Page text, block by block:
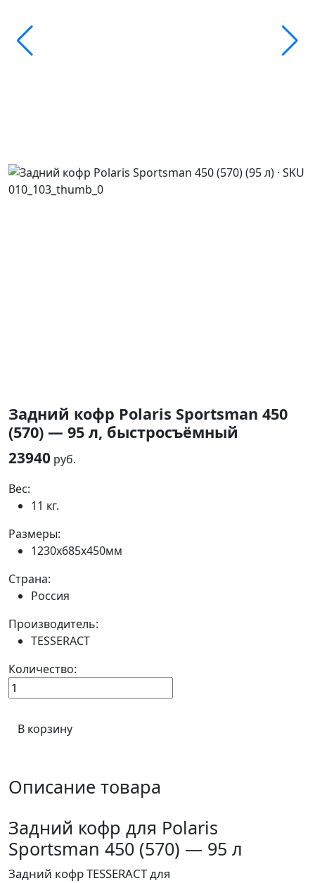
Задний кофр Polaris Sportsman 450
(570) — 95 л, быстросъёмный
23940 руб.
Вес:
11 кг.
Размеры:
1230x685x450мм
Страна:
Россия
Производитель:
TESSERACT
Количество:
В корзину
Описание товара
Задний кофр для Polaris
Sportsman 450 (570) — 95 л
Задний кофр TESSERACT для